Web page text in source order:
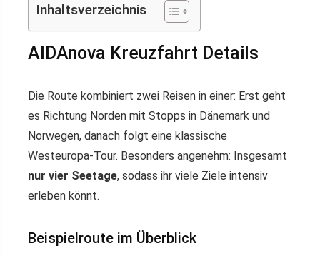
Inhaltsverzeichnis
AIDAnova Kreuzfahrt Details
Die Route kombiniert zwei Reisen in einer: Erst geht
es Richtung Norden mit Stopps in Dänemark und
Norwegen, danach folgt eine klassische
Westeuropa-Tour. Besonders angenehm: Insgesamt
nur vier Seetage, sodass ihr viele Ziele intensiv
erleben könnt.
Beispielroute im Überblick